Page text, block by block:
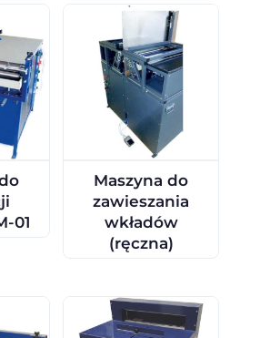
01
Maszyna do
zawieszania
wkładów
(ręczna)